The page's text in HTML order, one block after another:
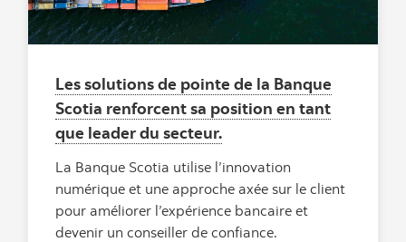
Les solutions de pointe de la Banque
Scotia renforcent sa position en tant
que leader du secteur.
La Banque Scotia utilise l’innovation
numérique et une approche axée sur le client
pour améliorer l’expérience bancaire et
devenir un conseiller de confiance.